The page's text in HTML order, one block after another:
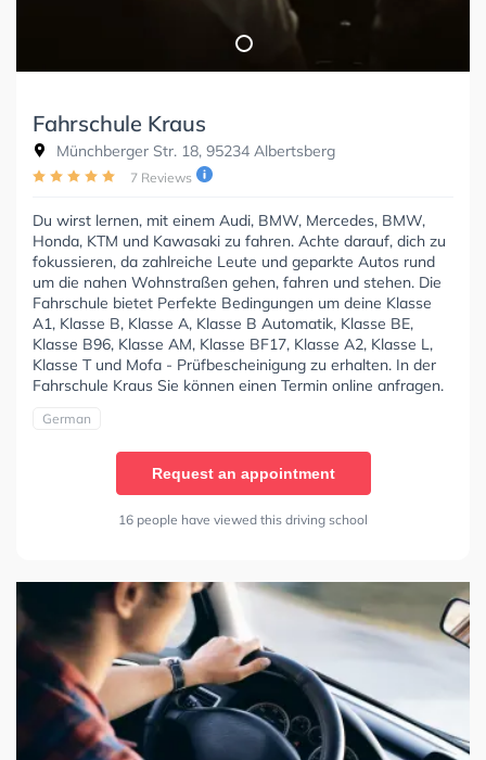
Fahrschule Kraus
Münchberger Str. 18, 95234 Albertsberg
7 Reviews
Du wirst lernen, mit einem Audi, BMW, Mercedes, BMW,
Honda, KTM und Kawasaki zu fahren. Achte darauf, dich zu
fokussieren, da zahlreiche Leute und geparkte Autos rund
um die nahen Wohnstraßen gehen, fahren und stehen. Die
Fahrschule bietet Perfekte Bedingungen um deine Klasse
A1, Klasse B, Klasse A, Klasse B Automatik, Klasse BE,
Klasse B96, Klasse AM, Klasse BF17, Klasse A2, Klasse L,
Klasse T und Mofa - Prüfbescheinigung zu erhalten. In der
Fahrschule Kraus Sie können einen Termin online anfragen.
German
Request an appointment
16 people have viewed this driving school